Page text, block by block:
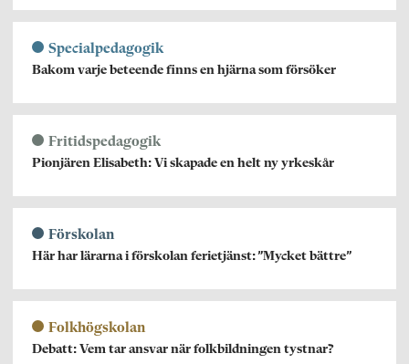
Specialpedagogik
Bakom varje beteende finns en hjärna som försöker
Fritidspedagogik
Pionjären Elisabeth: Vi skapade en helt ny yrkeskår
Förskolan
Här har lärarna i förskolan ferietjänst: ”Mycket bättre”
Folkhögskolan
Debatt: Vem tar ansvar när folkbildningen tystnar?